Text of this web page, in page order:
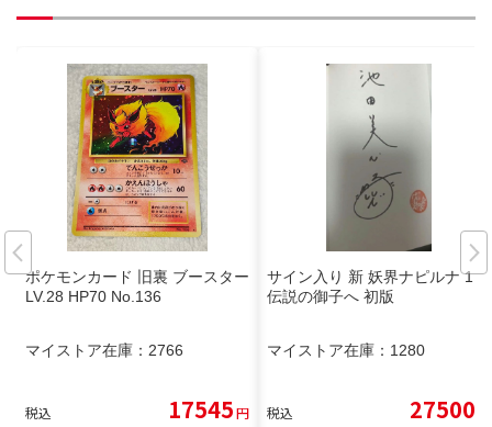
ポケモンカード 旧裏 ブースター
LV.28 HP70 No.136
マイストア在庫： 2766
税込 17545円
サイン入り 新 妖界ナピルナ 11
伝説の御子へ 初版
マイストア在庫： 1280
税込 27500